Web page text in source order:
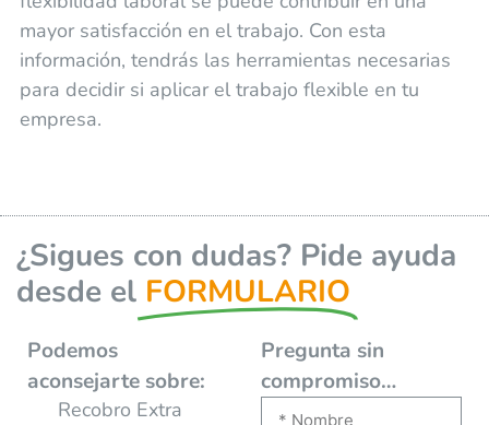
mayor satisfacción en el trabajo. Con esta
información, tendrás las herramientas necesarias
para decidir si aplicar el trabajo flexible en tu
empresa.
¿Sigues con dudas? Pide ayuda
desde el FORMULARIO
Podemos
aconsejarte sobre:
Recobro Extra
Pregunta sin
compromiso…